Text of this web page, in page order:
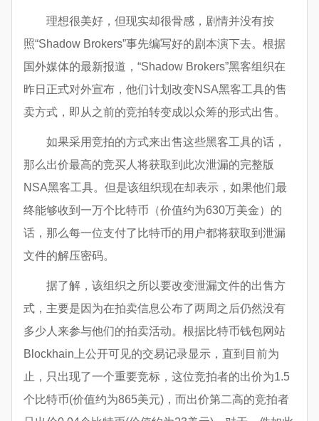
理想很美好，但现实却很骨感，剧情并没有按
照“Shadow Brokers”事先编写好的剧本演下去。根据
国外媒体的最新报道，“Shadow Brokers”黑客组织在
昨日正式对外宣布，他们计划改变NSA黑客工具的售
卖方式，即从之前的竞拍转变成以众筹的形式出售。
如果采用竞拍的方式来出售这些黑客工具的话，
那么出价最高的竞买人将获取到此次泄漏的完整版
NSA黑客工具。但是该组织现在却表示，如果他们最
终能够收到一万个比特币（价值约为630万美金）的
话，那么每一位支付了比特币的用户都将获取到泄漏
文件的解压密码。
据了解，该组织之所以要改变泄漏文件的出售方
式，主要是因为在拍卖信息公布了两周之后仍然没有
多少人来参与他们的拍卖活动。根据比特币钱包网站
Blockhain上公开可见的交易记录显示，直到目前为
止，只出现了一个重要竞标，这位竞拍者的出价为1.5
个比特币(价值约为865美元)，而出价第二高的竞拍者